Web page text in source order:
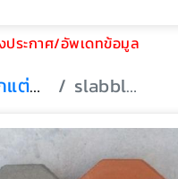
ประกาศ/อัพเดทข้อมูล
รับตกแต่งจัดสวน slabblockcement